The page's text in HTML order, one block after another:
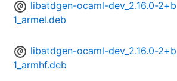
libatdgen-ocaml-dev_2.16.0-2+b
1_armel.deb
libatdgen-ocaml-dev_2.16.0-2+b
1_armhf.deb